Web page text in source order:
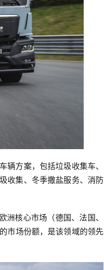
辆方案，包括垃圾收集车、
收集、冬季撒盐服务、消防
核心市场（德国、法国、
市场份额，是该领域的领先